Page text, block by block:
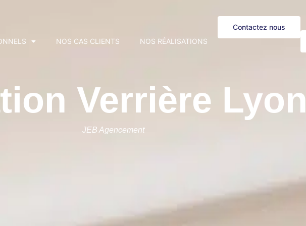
NOS CAS CLIENTS NOS RÉALISATIONS
Contactez nous
Verrière Lyon
JEB Agencement